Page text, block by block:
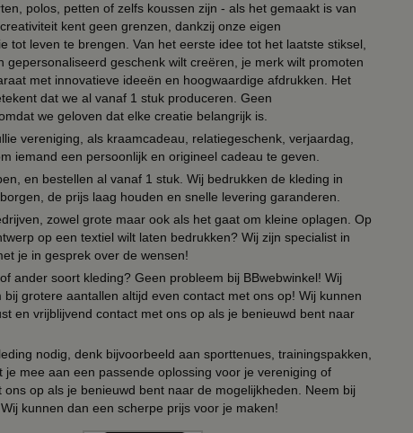
polos, petten of zelfs koussen zijn - als het gemaakt is van
kent geen grenzen, dankzij onze eigen
tot leven te brengen. Van het eerste idee tot het laatste stiksel,
geschenk wilt creëren, je merk wilt promoten
met innovatieve ideeën en hoogwaardige afdrukken. Het
dat we al vanaf 1 stuk produceren. Geen
we geloven dat elke creatie belangrijk is.
vereniging, als kraamcadeau, relatiegeschenk, verjaardag,
iemand een persoonlijk en origineel cadeau te geven.
en bestellen al vanaf 1 stuk. Wij bedrukken de kleding in
de prijs laag houden en snelle levering garanderen.
zowel grote maar ook als het gaat om kleine oplagen. Op
op een textiel wilt laten bedrukken? Wij zijn specialist in
je in gesprek over de wensen!
ander soort kleding? Geen probleem bij BBwebwinkel! Wij
grotere aantallen altijd even contact met ons op! Wij kunnen
en vrijblijvend contact met ons op als je benieuwd bent naar
nodig, denk bijvoorbeeld aan sporttenues, trainingspakken,
mee aan een passende oplossing voor je vereniging of
op als je benieuwd bent naar de mogelijkheden. Neem bij
kunnen dan een scherpe prijs voor je maken!